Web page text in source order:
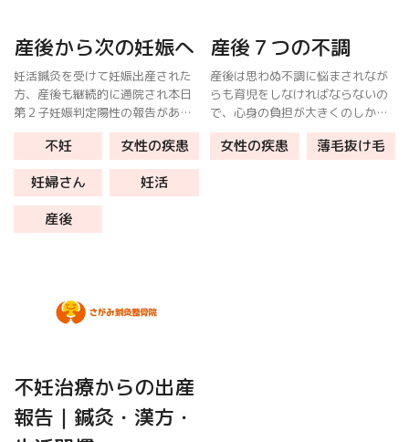
産後から次の妊娠へ
妊活鍼灸を受けて妊娠出産された
方、産後も継続的に通院され本日
第２子妊娠判定陽性の報告があり
ました。 前回、第１子に妊娠報告
はこちら 産後ケアとは 産後も体
調を整える目的は人それぞれあり
ます。 次の出産に向けて 職場復
帰 […]
不妊
女性の疾患
妊婦さん
妊活
産後
産後７つの不調
産後は思わぬ不調に悩まされなが
らも育児をしなければならないの
で、心身の負担が大きくのしかか
ってくることがあります。 身体が
資本です。よくある産後の不調に
女性の疾患 薄毛抜け毛
不妊治療からの出産
報告｜鍼灸・漢方・